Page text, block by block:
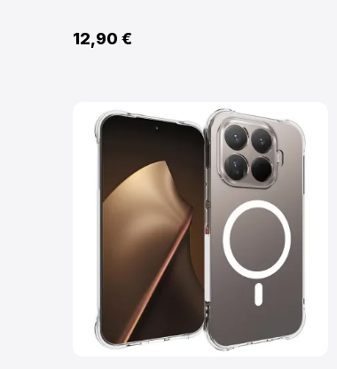
12,90 €